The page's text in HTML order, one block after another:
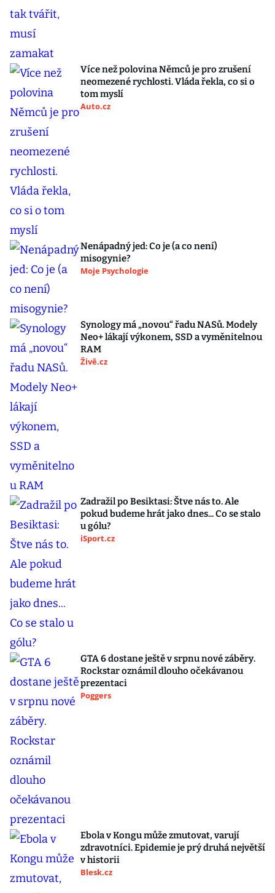
Více než polovina Němců je pro zrušení
neomezené rychlosti. Vláda řekla, co si o
tom myslí
Auto.cz
Nenápadný jed: Co je (a co není)
misogynie?
Moje Psychologie
Synology má „novou“ řadu NASů. Modely
Neo+ lákají výkonem, SSD a vyměnitelnou
RAM
Živě.cz
Zadražil po Besiktasi: Štve nás to. Ale
pokud budeme hrát jako dnes... Co se stalo
u gólu?
iSport.cz
GTA 6 dostane ještě v srpnu nové záběry.
Rockstar oznámil dlouho očekávanou
prezentaci
Poggers
Ebola v Kongu může zmutovat, varují
zdravotníci. Epidemie je prý druhá největší
v historii
Blesk.cz